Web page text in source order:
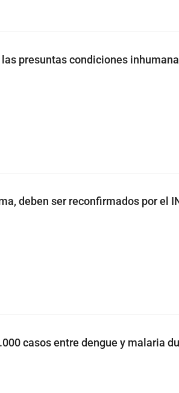
presuntas condiciones
deben ser reconfirmados por el
casos entre dengue y malaria